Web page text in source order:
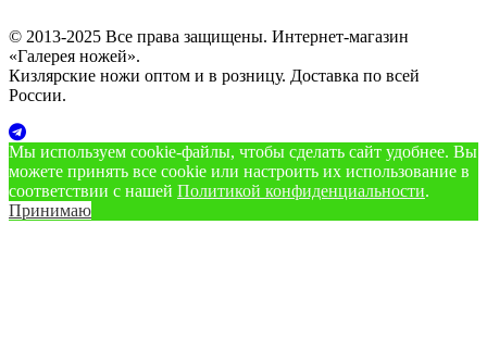
© 2013-2025 Все права защищены. Интернет-магазин
«Галерея ножей».
Кизлярские ножи оптом и в розницу. Доставка по всей
России.
Мы используем cookie‑файлы, чтобы сделать сайт удобнее. Вы
можете принять все cookie или настроить их использование в
соответствии с нашей Политикой конфиденциальности.
Принимаю